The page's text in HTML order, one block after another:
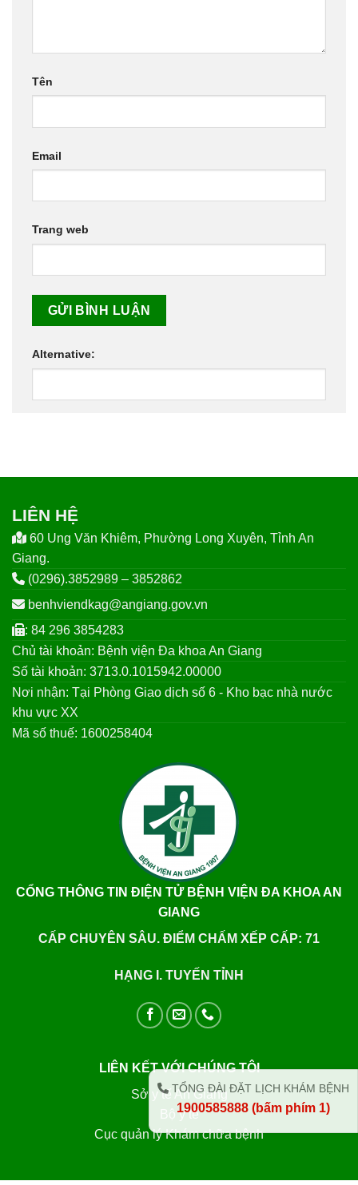
Tên
Email
Trang web
Alternative:
LIÊN HỆ
60 Ung Văn Khiêm, Phường Long Xuyên, Tỉnh An
Giang.
(0296).3852989 – 3852862
benhviendkag@angiang.gov.vn
: 84 296 3854283
Chủ tài khoản: Bệnh viện Đa khoa An Giang
Số tài khoản: 3713.0.1015942.00000
Nơi nhận: Tại Phòng Giao dịch số 6 - Kho bạc nhà nước
khu vực XX
Mã số thuế: 1600258404
CỔNG THÔNG TIN ĐIỆN TỬ BỆNH VIỆN ĐA KHOA AN
GIANG
CẤP CHUYÊN SÂU. ĐIỂM CHẤM XẾP CẤP: 71
HẠNG I. TUYẾN TỈNH
LIÊN KẾT VỚI CHÚNG TÔI
Sở y tế An Giang
Bộ y tế
Cục quản lý Khám chữa bệnh
TỔNG ĐÀI ĐẶT LỊCH KHÁM BỆNH
1900585888 (bấm phím 1)